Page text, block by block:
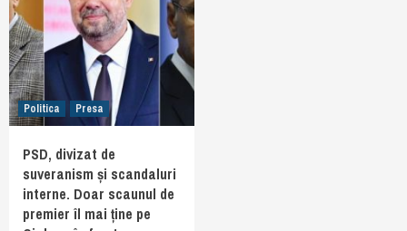
Politica Presa
PSD, divizat de
suveranism și scandaluri
interne. Doar scaunul de
premier îl mai ține pe